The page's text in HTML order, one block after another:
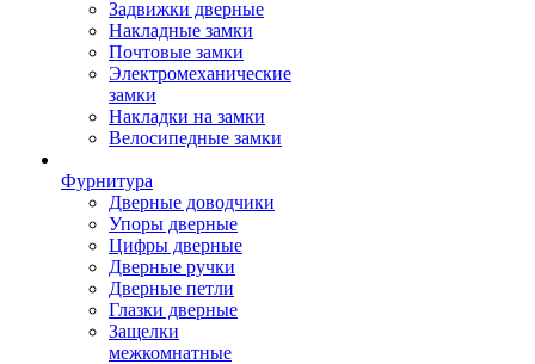
Задвижки дверные
Накладные замки
Почтовые замки
Электромеханические
замки
Накладки на замки
Велосипедные замки
Фурнитура
Дверные доводчики
Упоры дверные
Цифры дверные
Дверные ручки
Дверные петли
Глазки дверные
Защелки
межкомнатные